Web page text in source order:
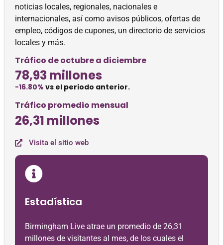
noticias locales, regionales, nacionales e
internacionales, así como avisos públicos, ofertas de
empleo, códigos de cupones, un directorio de servicios
locales y más.
Tráfico de octubre a diciembre
78,93 millones
-16.80% vs el periodo anterior.
Tráfico promedio mensual
26,31 millones
Visita el sitio web
Estadística
Birmingham Live atrae un promedio de 26,31
millones de visitantes al mes, de los cuales el